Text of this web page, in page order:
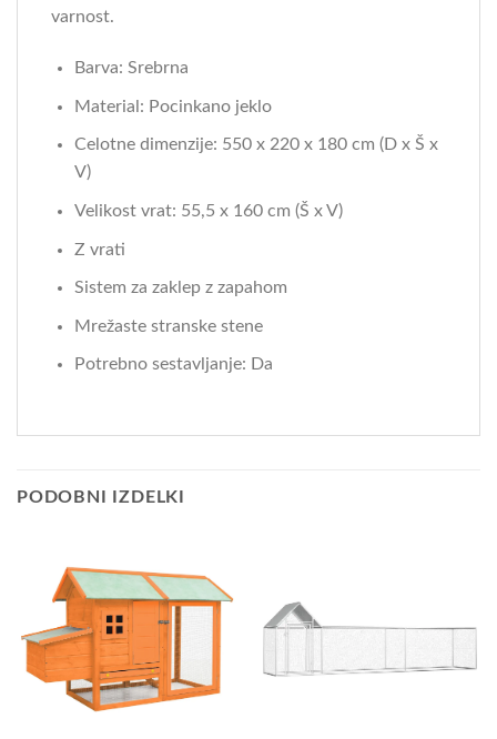
varnost.
Barva: Srebrna
Material: Pocinkano jeklo
Celotne dimenzije: 550 x 220 x 180 cm (D x Š x
V)
Velikost vrat: 55,5 x 160 cm (Š x V)
Z vrati
Sistem za zaklep z zapahom
Mrežaste stranske stene
Potrebno sestavljanje: Da
PODOBNI IZDELKI